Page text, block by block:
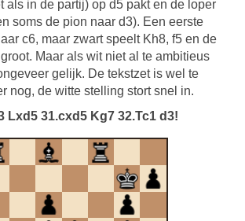
als in de partij) op d5 pakt en de loper
soms de pion naar d3). Een eerste
c6, maar zwart speelt Kh8, f5 en de
Maar als wit niet al te ambitieus
gelijk. De tekstzet is wel te
nog, de witte stelling stort snel in.
Lxd5 31.cxd5 Kg7 32.Tc1 d3!